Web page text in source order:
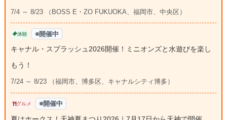
7/4 ～ 8/23 （BOSS E・ZO FUKUOKA、福岡市、中央区）
体験 開催中
キャナル・スプラッシュ2026開催！ミニオンズと水遊びを楽し
もう！
7/24 ～ 8/23 （福岡市、博多区、キャナルシティ博多）
グルメ 開催中